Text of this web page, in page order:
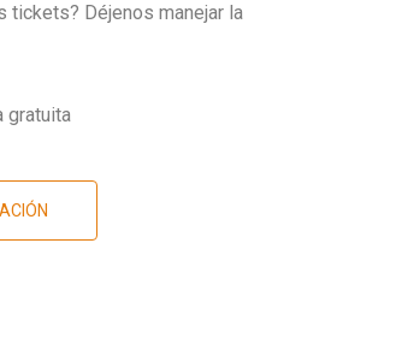
tickets? Déjenos manejar la
gratuita